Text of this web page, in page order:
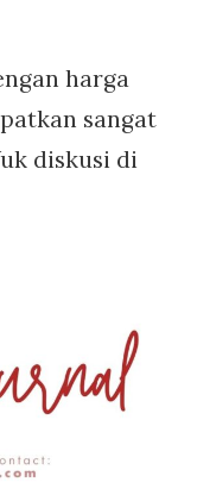
harga
sangat
diskusi di